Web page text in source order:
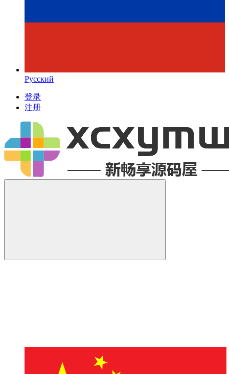
Русский
登录
注册